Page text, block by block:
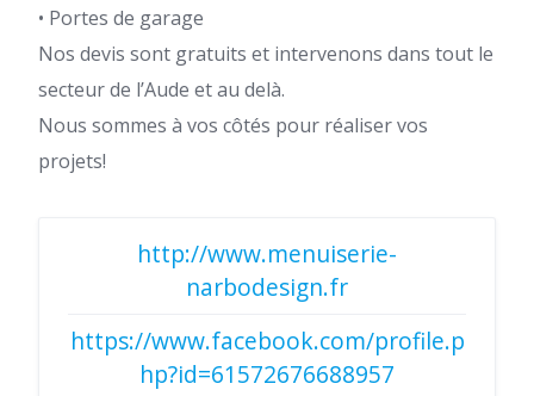
• Portes de garage
Nos devis sont gratuits et intervenons dans tout le
secteur de l’Aude et au delà.
Nous sommes à vos côtés pour réaliser vos
projets!
http://www.menuiserie-
narbodesign.fr
https://www.facebook.com/profile.p
hp?id=61572676688957